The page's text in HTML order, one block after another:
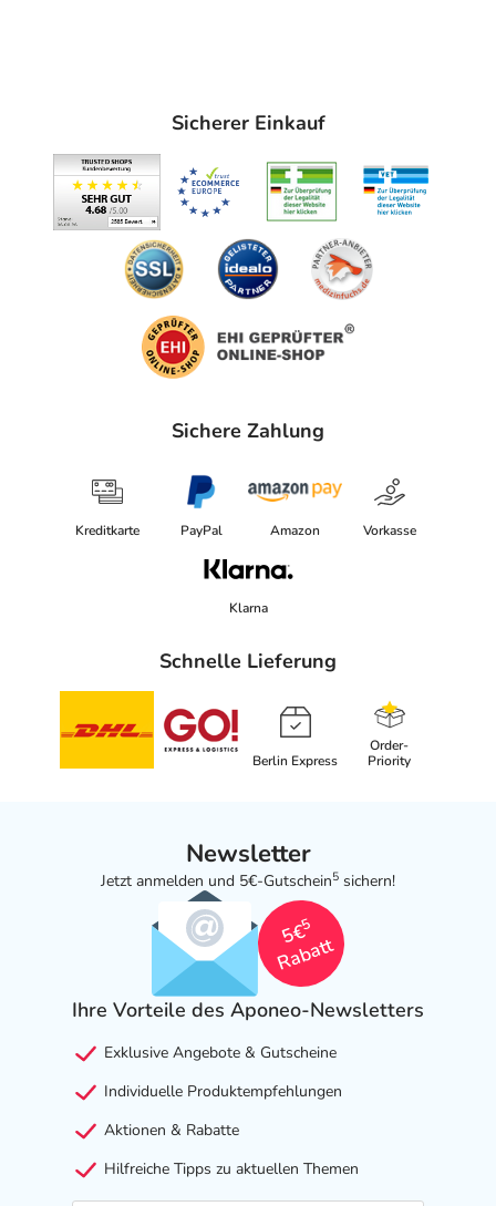
Sonstige Bestandteile: Hypromellose, mikrokristalline
Magnesiumstearat (pflanzlich), Lactose-1-Wasser,
Croscarmellose-Natrium, Titandioxid, Macrogol 400
Adresse des Anbieters/Herstellers
Kenvue Germany GmbH (OTC)
Johnson & Johnson Platz 2
PDF des Beipackzettels
Sicherer Einkauf
Sichere Zahlung
Kreditkarte PayPal Amazon Vorkasse
Klarna
Schnelle Lieferung
Berlin Express
Order-
Priority
Newsletter
Jetzt anmelden und 5€-Gutschein5 sichern!
5€
5
Rabatt
Ihre Vorteile des Aponeo-Newsletters
Exklusive Angebote & Gutscheine
Individuelle Produktempfehlungen
Aktionen & Rabatte
Hilfreiche Tipps zu aktuellen Themen